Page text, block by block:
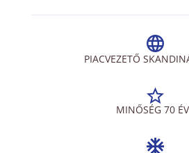
PIACVEZETŐ
MINŐSÉG 70